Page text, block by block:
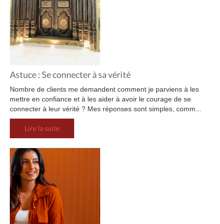
Astuce : Se connecter à sa vérité
Nombre de clients me demandent comment je parviens à les
mettre en confiance et à les aider à avoir le courage de se
connecter à leur vérité ? Mes réponses sont simples, comm...
Lire la suite